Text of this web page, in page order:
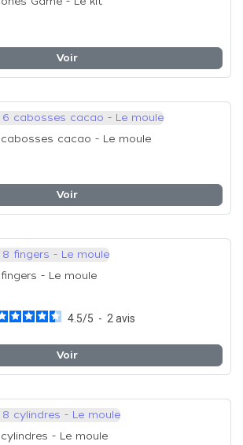
Voir
cacao - Le moule
Voir
- Le moule
4.5/5 - 2avis
Voir
- Le moule